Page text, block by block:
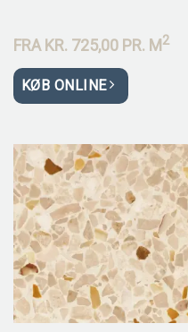
FRA KR. 725,00 PR. M2
KØB ONLINE